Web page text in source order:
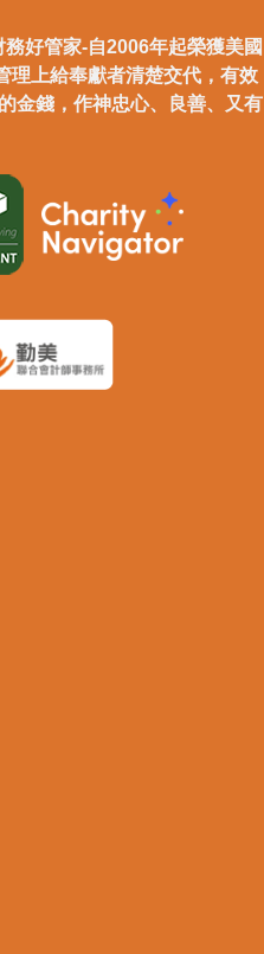
好管家-自2006年起榮獲美國
理上給奉獻者清楚交代，有效
金錢，作神忠心、良善、又有